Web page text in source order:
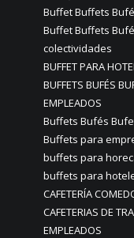
Buffet Buffets
Buffet Buffets
colectividades
BUFFET PARA
BUFFETS BUFÉS
EMPLEADOS
Buffets Bufés
Buffets para
buffets para
buffets para
CAFETERÍA
CAFETERIAS DE
EMPLEADOS